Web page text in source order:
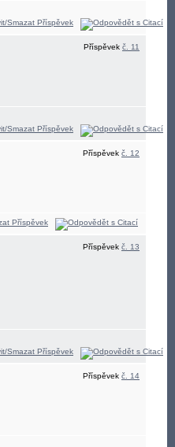
Příspěvek č. 11
Příspěvek č. 12
Příspěvek č. 13
Příspěvek č. 14